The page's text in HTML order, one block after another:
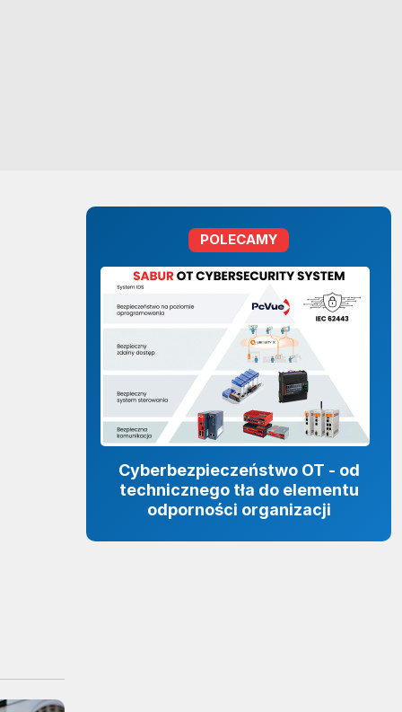
POLECAMY
Cyberbezpieczeństwo OT - od
technicznego tła do elementu
odporności organizacji